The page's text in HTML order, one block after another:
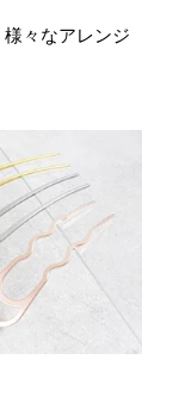
々なアレンジ